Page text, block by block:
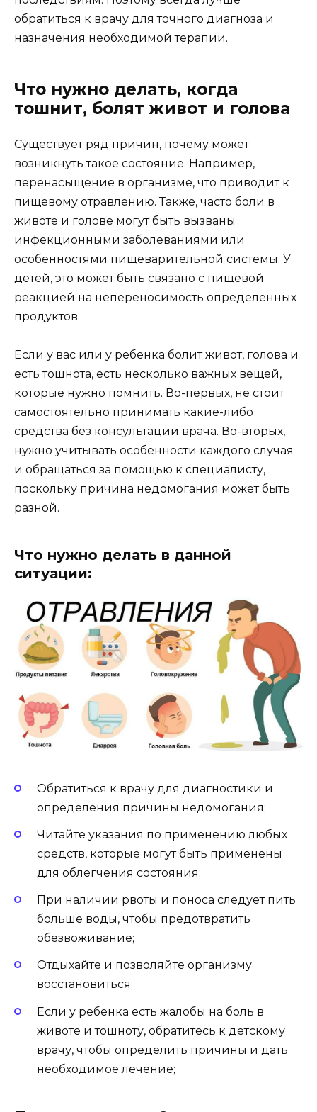
обратиться к врачу для точного диагноза и
назначения необходимой терапии.
Что нужно делать, когда
тошнит, болят живот и голова
Существует ряд причин, почему может
возникнуть такое состояние. Например,
перенасыщение в организме, что приводит к
пищевому отравлению. Также, часто боли в
животе и голове могут быть вызваны
инфекционными заболеваниями или
особенностями пищеварительной системы. У
детей, это может быть связано с пищевой
реакцией на непереносимость определенных
продуктов.
Если у вас или у ребенка болит живот, голова и
есть тошнота, есть несколько важных вещей,
которые нужно помнить. Во-первых, не стоит
самостоятельно принимать какие-либо
средства без консультации врача. Во-вторых,
нужно учитывать особенности каждого случая
и обращаться за помощью к специалисту,
поскольку причина недомогания может быть
разной.
Что нужно делать в данной
ситуации:
Обратиться к врачу для диагностики и
определения причины недомогания;
Читайте указания по применению любых
средств, которые могут быть применены
для облегчения состояния;
При наличии рвоты и поноса следует пить
больше воды, чтобы предотвратить
обезвоживание;
Отдыхайте и позволяйте организму
восстановиться;
Если у ребенка есть жалобы на боль в
животе и тошноту, обратитесь к детскому
врачу, чтобы определить причины и дать
необходимое лечение;